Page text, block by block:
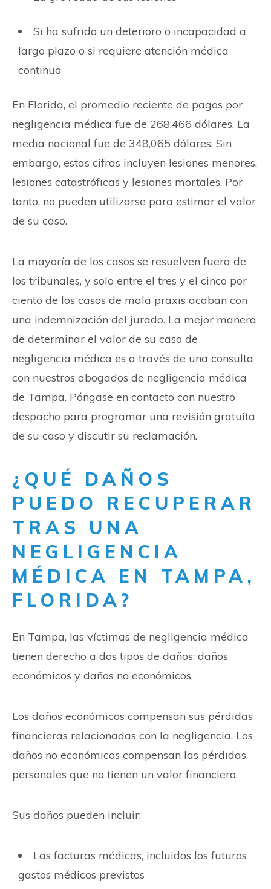
Si ha sufrido un deterioro o incapacidad a
largo plazo o si requiere atención médica
continua
En Florida, el promedio reciente de pagos por
negligencia médica fue de 268,466 dólares. La
media nacional fue de 348,065 dólares. Sin
embargo, estas cifras incluyen lesiones menores,
lesiones catastróficas y lesiones mortales. Por
tanto, no pueden utilizarse para estimar el valor
de su caso.
La mayoría de los casos se resuelven fuera de
los tribunales, y solo entre el tres y el cinco por
ciento de los casos de mala praxis acaban con
una indemnización del jurado. La mejor manera
de determinar el valor de su caso de
negligencia médica es a través de una consulta
con nuestros abogados de negligencia médica
de Tampa. Póngase en contacto con nuestro
despacho para programar una revisión gratuita
de su caso y discutir su reclamación.
¿QUÉ DAÑOS
PUEDO RECUPERAR
TRAS UNA
NEGLIGENCIA
MÉDICA EN TAMPA,
FLORIDA?
En Tampa, las víctimas de negligencia médica
tienen derecho a dos tipos de daños: daños
económicos y daños no económicos.
Los daños económicos compensan sus pérdidas
financieras relacionadas con la negligencia. Los
daños no económicos compensan las pérdidas
personales que no tienen un valor financiero.
Sus daños pueden incluir:
Las facturas médicas, incluidos los futuros
gastos médicos previstos